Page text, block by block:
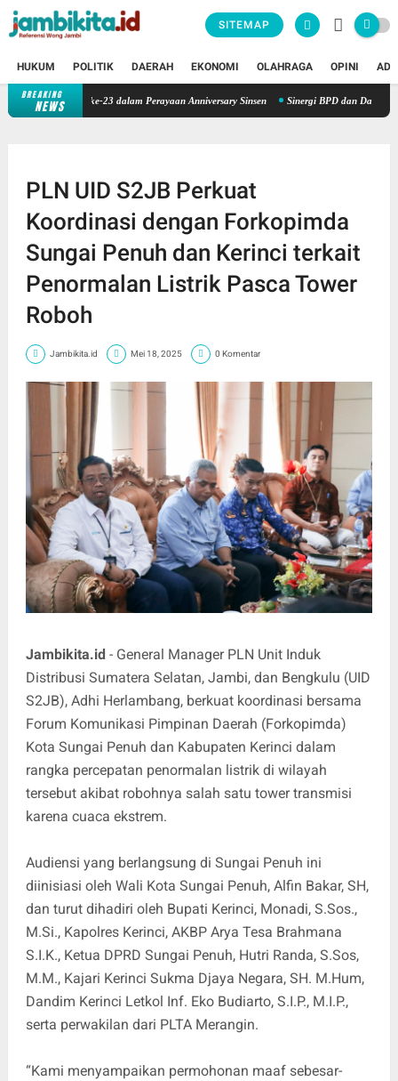
SITEMAP
HUKUM POLITIK DAERAH EKONOMI OLAHRAGA OPINI
BREAKING
NEWS Konsisten Alirkan Kepedulian, Sinsen Gelar Donor Darah ke-23 dalam
PLN UID S2JB Perkuat
Koordinasi dengan Forkopimda
Sungai Penuh dan Kerinci terkait
Penormalan Listrik Pasca Tower
Roboh
Jambikita.id Mei 18, 2025 0 Komentar
Jambikita.id- General Manager PLN Unit Induk
Distribusi Sumatera Selatan, Jambi, dan Bengkulu (UID
S2JB), Adhi Herlambang, berkuat koordinasi bersama
Forum Komunikasi Pimpinan Daerah (Forkopimda)
Kota Sungai Penuh dan Kabupaten Kerinci dalam
rangka percepatan penormalan listrik di wilayah
tersebut akibat robohnya salah satu tower transmisi
karena cuaca ekstrem.
Audiensi yang berlangsung di Sungai Penuh ini
diinisiasi oleh Wali Kota Sungai Penuh, Alfin Bakar, SH,
dan turut dihadiri oleh Bupati Kerinci, Monadi, S.Sos.,
M.Si., Kapolres Kerinci, AKBP Arya Tesa Brahmana
S.I.K., Ketua DPRD Sungai Penuh, Hutri Randa, S.Sos,
M.M., Kajari Kerinci Sukma Djaya Negara, SH. M.Hum,
Dandim Kerinci Letkol Inf. Eko Budiarto, S.I.P., M.I.P.,
serta perwakilan dari PLTA Merangin.
“Kami menyampaikan permohonan maaf sebesar-